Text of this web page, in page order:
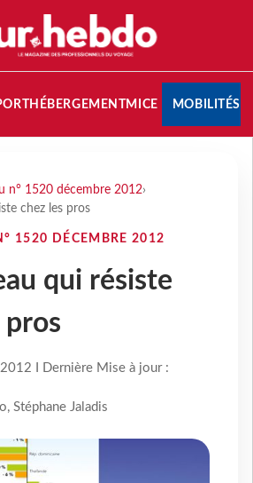
HÉBERGEMENTMICE MOBILITÉS
n° 1520 décembre 2012›
chez les pros
1520 DÉCEMBRE 2012
qui résiste
pros
I Dernière Mise à jour :
Stéphane Jaladis